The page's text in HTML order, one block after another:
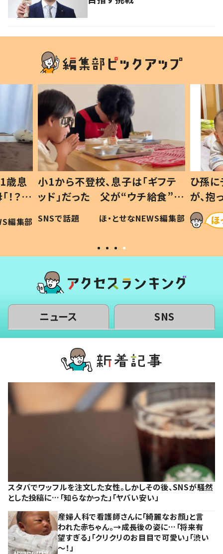
歳息
？」
編集部
小1から不登校、息子は「ギフテ
ッド」だった 父が“ウチ給食”を
作り続ける理由とは #令和の親
#令和の子
SNSで話題 ほ・とせなNEWS編集部
ひ孫
が、
「涙が
い」
ニュース SNS
スタバでワッフルを注文した女性。しかしその後、SNSが騒然
とした投稿に…「知らなかった」「ヤバい安い」
産婦人科で看護師さんに「綺麗なお顔」と言
われた赤ちゃん。→成長後の姿に…「将来有
望すぎる」「クリクリのお目目で可愛い」「渋い
～！」